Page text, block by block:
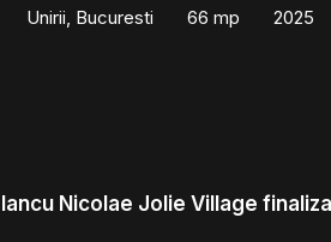
Unirii, Bucuresti 66 mp 2025
Nicolae Jolie Village